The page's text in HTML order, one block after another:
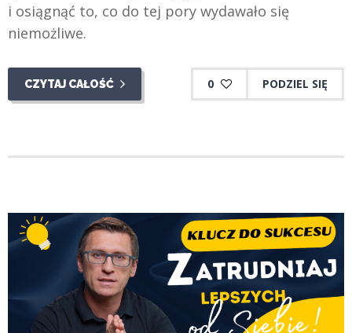
i osiągnąć to, co do tej pory wydawało się
niemożliwe.
CZYTAJ CAŁOŚĆ 0 PODZIEL SIĘ